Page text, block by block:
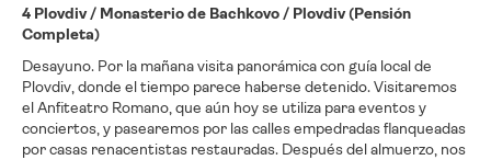
4 Plovdiv / Monasterio de Bachkovo / Plovdiv (Pensión
Completa)
Desayuno. Por la mañana visita panorámica con guía local de
Plovdiv, donde el tiempo parece haberse detenido. Visitaremos
el Anfiteatro Romano, que aún hoy se utiliza para eventos y
conciertos, y pasearemos por las calles empedradas flanqueadas
por casas renacentistas restauradas. Después del almuerzo, nos